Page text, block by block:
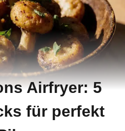
Airfryer: 5
für perfekt